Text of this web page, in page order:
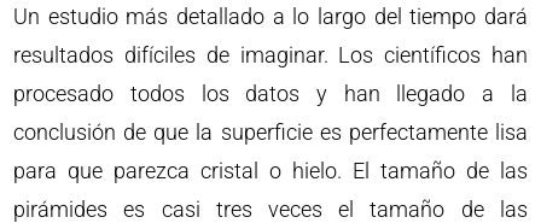
Un estudio más detallado a lo largo del tiempo dará
resultados difíciles de imaginar. Los científicos han
procesado todos los datos y han llegado a la
conclusión de que la superficie es perfectamente lisa
para que parezca cristal o hielo. El tamaño de las
pirámides es casi tres veces el tamaño de las